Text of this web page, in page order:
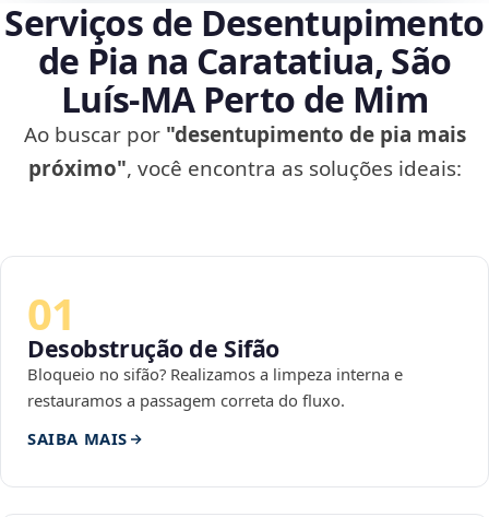
Serviços de Desentupimento
de Pia na Caratatiua, São
Luís‑MA Perto de Mim
Ao buscar por "desentupimento de pia mais
próximo", você encontra as soluções ideais:
01
Desobstrução de Sifão
Bloqueio no sifão? Realizamos a limpeza interna e
restauramos a passagem correta do fluxo.
SAIBA MAIS